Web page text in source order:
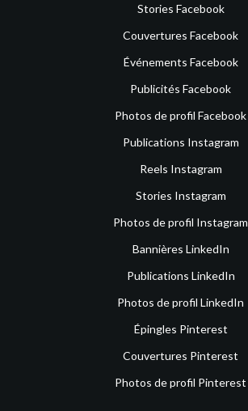
Stories Facebook
Couvertures Facebook
Événements Facebook
Publicités Facebook
Photos de profil Facebook
Publications Instagram
Reels Instagram
Stories Instagram
Photos de profil Instagram
Bannières LinkedIn
Publications LinkedIn
Photos de profil LinkedIn
Épingles Pinterest
Couvertures Pinterest
Photos de profil Pinterest